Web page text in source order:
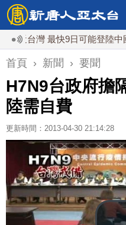
灣 最快9日可能登陸中國
首頁 › 新聞 › 要聞
H7N9台政府擔
陸需自費
更新時間：2013-04-30 21:14:28